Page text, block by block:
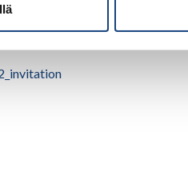
jukka.koistinen@salnet.fi